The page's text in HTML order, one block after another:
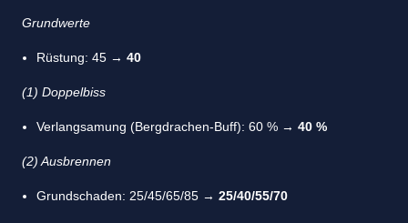
Grundwerte
Rüstung: 45 → 40
(1) Doppelbiss
Verlangsamung (Bergdrachen-Buff): 60 % → 40 %
(2) Ausbrennen
Grundschaden: 25/45/65/85 → 25/40/55/70